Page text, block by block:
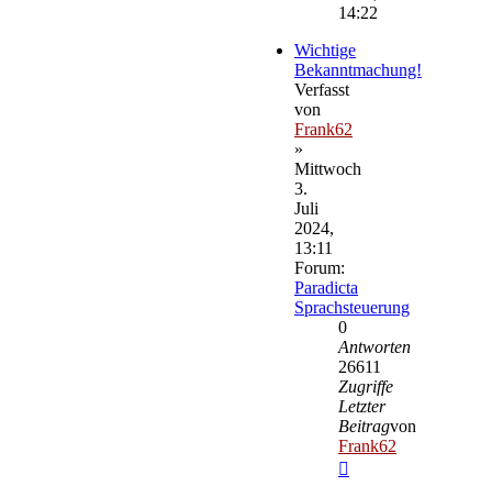
14:22
Wichtige
Bekanntmachung!
Verfasst
von
Frank62
»
Mittwoch
3.
Juli
2024,
13:11
Forum:
Paradicta
Sprachsteuerung
0
Antworten
26611
Zugriffe
Letzter
Beitragvon
Frank62